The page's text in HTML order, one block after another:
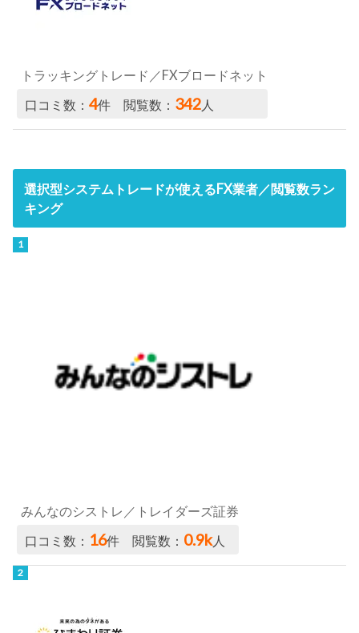
トラッキングトレード／FXブロードネット
口コミ数：4件 閲覧数： 342人
選択型システムトレードが使えるFX業者／閲覧数ラン
キング
みんなのシストレ／トレイダーズ証券
口コミ数： 16件 閲覧数： 0.9k人